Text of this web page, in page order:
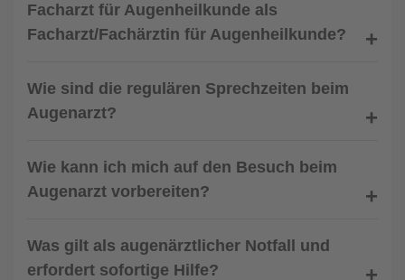
Facharzt für Augenheilkunde als
Facharzt/Fachärztin für Augenheilkunde?
Wie sind die regulären Sprechzeiten beim
Augenarzt?
Wie kann ich mich auf den Besuch beim
Augenarzt vorbereiten?
Was gilt als augenärztlicher Notfall und
erfordert sofortige Hilfe?